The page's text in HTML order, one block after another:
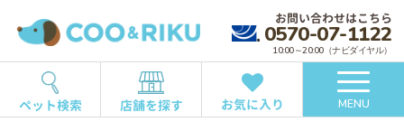
お問い合わせはこちら
0570-07-1122
10:00～20:00（ナビダイヤル）
ペット検索 店舗を探す お気に入り MENU